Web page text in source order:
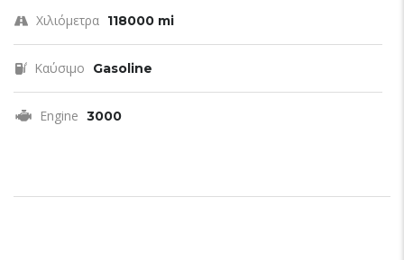
Χιλιόμετρα 118000 mi
Καύσιμο Gasoline
Engine 3000